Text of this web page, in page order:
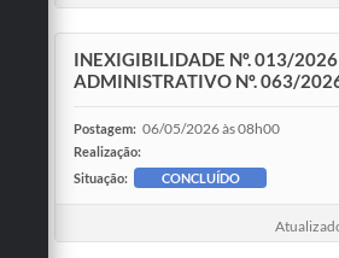
INEXIGIBILIDADE Nº. 013/2026
ADMINISTRATIVO Nº. 063/
Postagem: 06/05/2026 às 08h00
Realização:
Situação:
CONCLUÍDO